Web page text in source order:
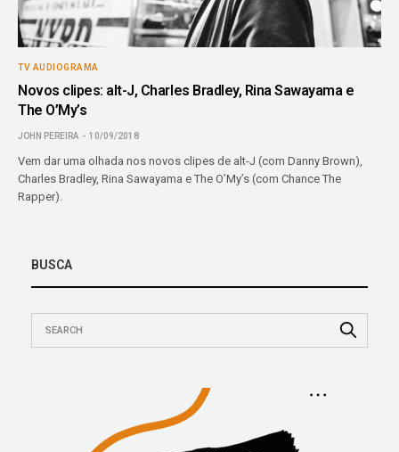
TV AUDIOGRAMA
Novos clipes: alt-J, Charles Bradley, Rina Sawayama e
The O’My’s
JOHN PEREIRA 10/09/2018
Vem dar uma olhada nos novos clipes de alt-J (com Danny Brown),
Charles Bradley, Rina Sawayama e The O’My’s (com Chance The
Rapper).
BUSCA